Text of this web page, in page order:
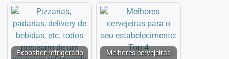
Expositor refrigerado
Melhores cervejeiras